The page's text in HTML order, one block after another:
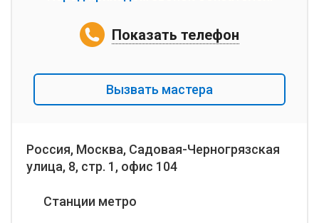
Показать телефон
Вызвать мастера
Россия, Москва, Садовая-Черногрязская
улица, 8, стр. 1, офис 104
Станции метро